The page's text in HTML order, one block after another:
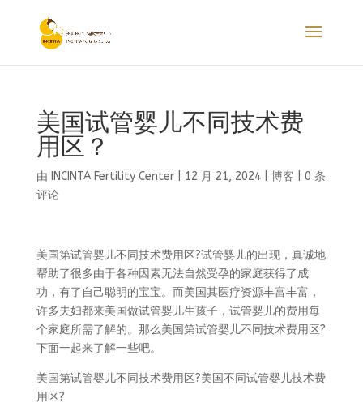
美国试管婴儿不同技术费
用区？
由 INCINTA Fertility Center| 12 月 21, 2024| 博客
0 条
评论
美国第试管婴儿不同技术费用区?试管婴儿的出现，真诚地
帮助了很多由于各种因素无法自然受孕的家庭获得了成
功，有了自己聪明的宝宝。而美国其医疗资源丰富丰富，
许多夫妇都来美国做试管婴儿生孩子，试管婴儿的费用每
个家庭所需了解的。那么美国第试管婴儿不同技术费用区?
下面一起来了解一些吧。
美国第试管婴儿不同技术费用区?美国不同试管婴儿技术费
用区?